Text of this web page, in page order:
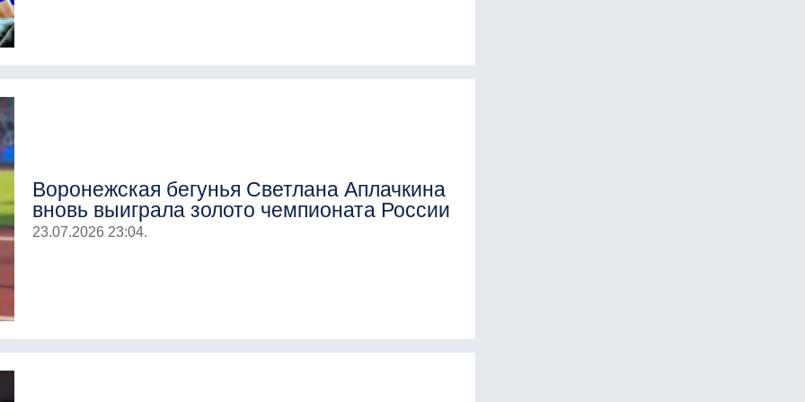
Воронежская бегунья Светлана Аплачкина
вновь выиграла золото чемпионата России
23.07.2026 23:04.